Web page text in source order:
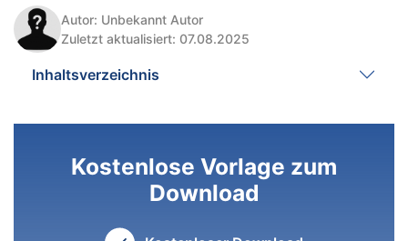
Autor: Unbekannt Autor
Zuletzt aktualisiert: 07.08.2025
Inhaltsverzeichnis
Kostenlose Vorlage zum
Download